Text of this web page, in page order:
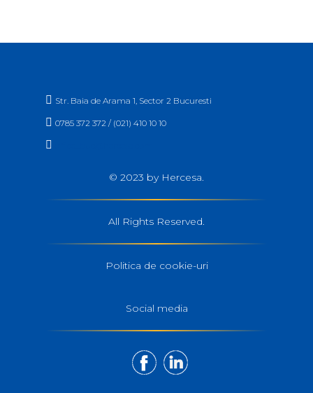
 Str. Baia de Arama 1, Sector 2 Bucuresti
 0785 372 372 / (021) 410 10 10

© 2023 by Hercesa.
All Rights Reserved.
Politica de cookie-uri
Social media